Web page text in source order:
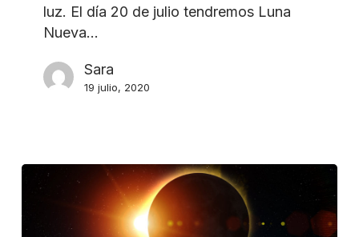
luz. El día 20 de julio tendremos Luna
Nueva…
Sara
19 julio, 2020